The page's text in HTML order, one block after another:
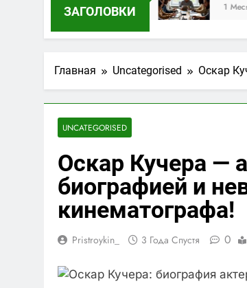
ЗАГОЛОВКИ 1 Месяц Спустя
Главная Uncategorised Оскар
UNCATEGORISED
Оскар Кучера —
биографией и
кинематографа!
Pristroykin_ 3 Года Спустя 0